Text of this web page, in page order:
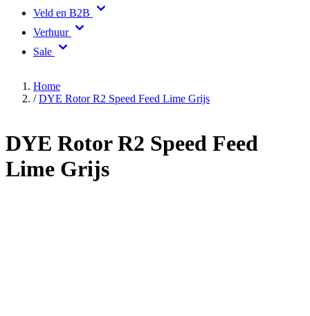
Veld en B2B
Verhuur
Sale
Home
/ DYE Rotor R2 Speed Feed Lime Grijs
DYE Rotor R2 Speed Feed
Lime Grijs